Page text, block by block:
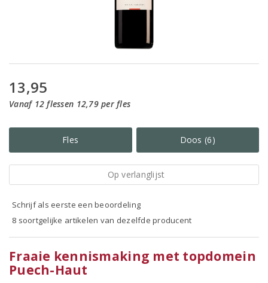
13,95
Vanaf 12 flessen 12,79 per fles
Fles Doos (6)
Op verlanglijst
Schrijf als eerste een beoordeling
8 soortgelijke artikelen van dezelfde producent
Fraaie kennismaking met topdomein
Puech-Haut